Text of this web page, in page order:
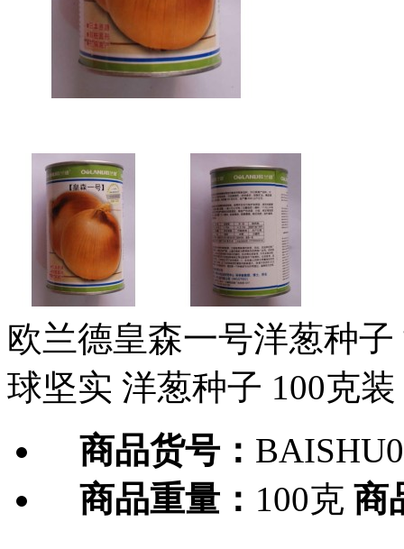
欧兰德皇森一号洋葱种
球坚实 洋葱种子 100克装
商品货号：
商品重量： 100克 商